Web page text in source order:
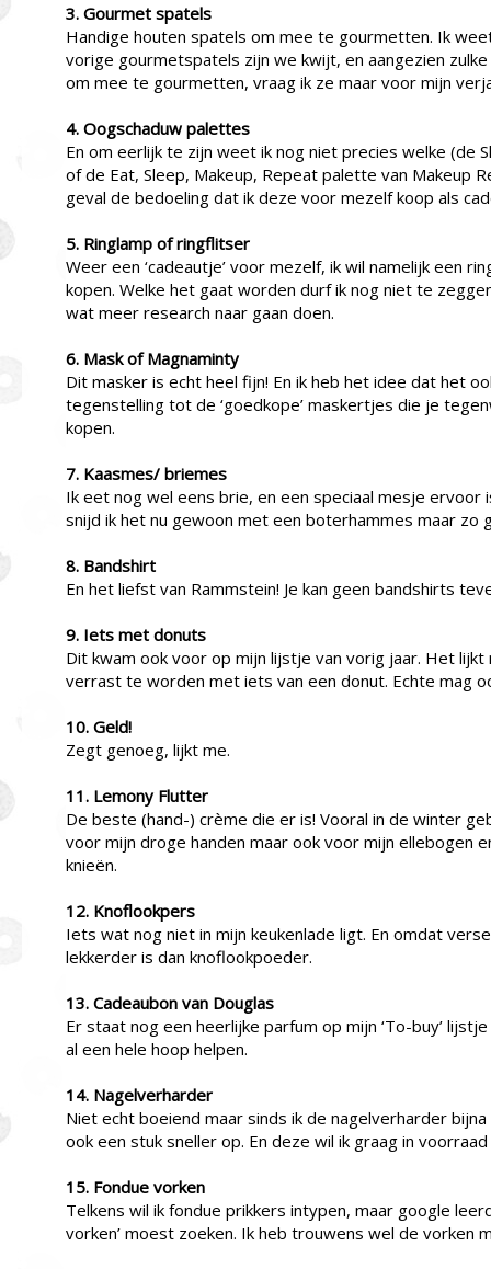
3. Gourmet spatels
Handige houten spatels om mee te gourmetten. Ik
vorige gourmetspatels zijn we kwijt, en aangezien
om mee te gourmetten, vraag ik ze maar voor mijn
4. Oogschaduw palettes
En om eerlijk te zijn weet ik nog niet precies welke (de
of de Eat, Sleep, Makeup, Repeat palette van Makeup
geval de bedoeling dat ik deze voor mezelf koop als
5. Ringlamp of ringflitser
Weer een ‘cadeautje’ voor mezelf, ik wil namelijk een
kopen. Welke het gaat worden durf ik nog niet te
wat meer research naar gaan doen.
6. Mask of Magnaminty
Dit masker is echt heel fijn! En ik heb het idee dat het
tegenstelling tot de ‘goedkope’ maskertjes die je
kopen.
7. Kaasmes/ briemes
Ik eet nog wel eens brie, en een speciaal mesje ervoor
snijd ik het nu gewoon met een boterhammes maar zo
8. Bandshirt
En het liefst van Rammstein! Je kan geen bandshirts
9. Iets met donuts
Dit kwam ook voor op mijn lijstje van vorig jaar. Het lijkt
verrast te worden met iets van een donut. Echte mag
10. Geld!
Zegt genoeg, lijkt me.
11. Lemony Flutter
De beste (hand-) crème die er is! Vooral in de winter
voor mijn droge handen maar ook voor mijn ellebogen
knieën.
12. Knoflookpers
Iets wat nog niet in mijn keukenlade ligt. En omdat
lekkerder is dan knoflookpoeder.
13. Cadeaubon van Douglas
Er staat nog een heerlijke parfum op mijn ‘To-buy’
al een hele hoop helpen.
14. Nagelverharder
Niet echt boeiend maar sinds ik de nagelverharder
ook een stuk sneller op. En deze wil ik graag in
15. Fondue vorken
Telkens wil ik fondue prikkers intypen, maar google
vorken’ moest zoeken. Ik heb trouwens wel de vorken